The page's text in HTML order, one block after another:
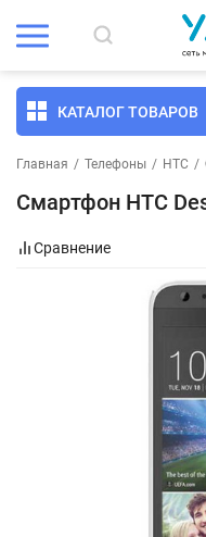
КАТАЛОГ ТОВАРОВ
Главная / Телефоны / HTC /
Смартфон HTC
Сравнение